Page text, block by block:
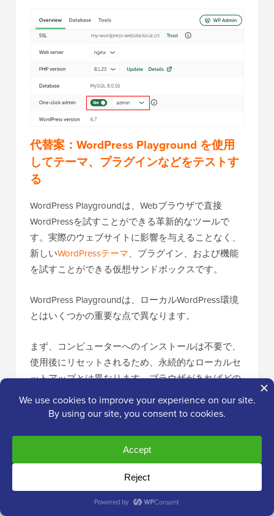
代替案：WordPress Playground を使用
してテーマ、プラグインなどをテストす
る
WordPress Playgroundは、Webブラウザで直接
WordPressを試すことができる革新的なツールで
す。実際のウェブサイトに影響を与えることなく、
新しいWordPressテーマ、プラグイン、および機能
を試すことができる仮想サンドボックスです。
WordPress Playgroundは、ローカルWordPress環境
とはいくつかの重要な点で異なります。
まず、コンピューターへのインストールは不要で、
使用後にリセットされるため、永続的なローカルセ
ットアップとは異なります。ブラウザがあればどの
デバイスからでもアクセスできますが、ローカルイ
ンストールは1台のコンピューターに紐付けられま
WordPress Playground は簡単なテストや学習に最適
ですが、Windows コンピューター上のローカル
WordPress 環境は、長期的な開発プロジェクトによ
り多くの柔軟性を提供します。